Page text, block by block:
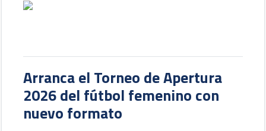
Arranca el Torneo de Apertura
2026 del fútbol femenino con
nuevo formato